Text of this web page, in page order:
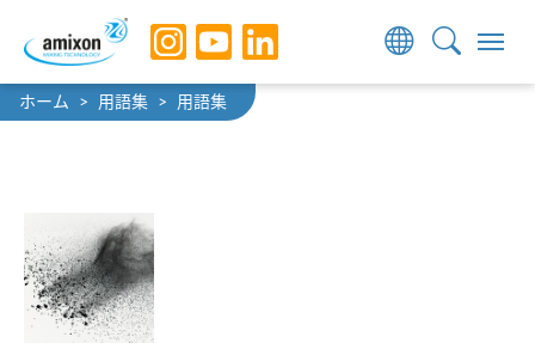
Skip to main navigation
Skip to main content
Skip to page footer
You are here:
ホーム 用語集 用語集